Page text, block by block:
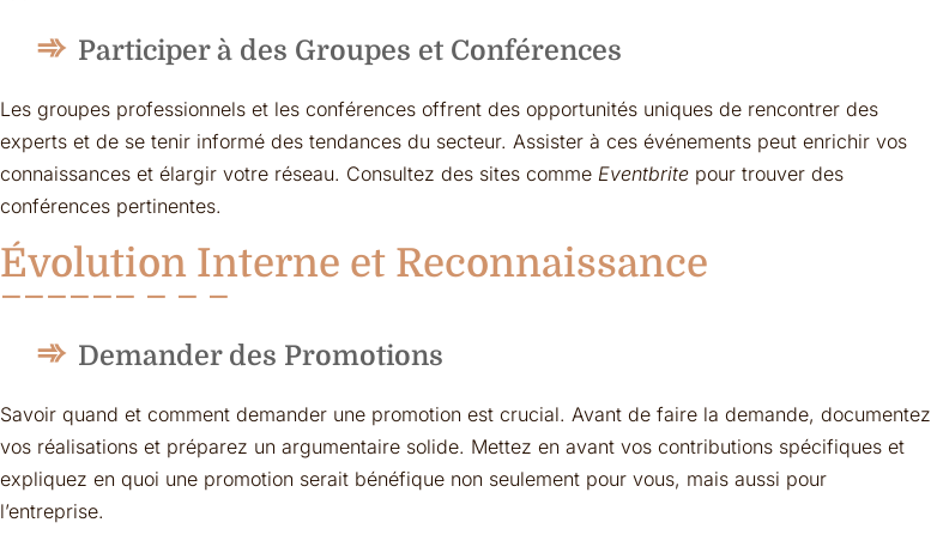
Participer à des Groupes et Conférences
Les groupes professionnels et les conférences offrent des opportunités uniques de rencontrer des
experts et de se tenir informé des tendances du secteur. Assister à ces événements peut enrichir vos
connaissances et élargir votre réseau. Consultez des sites comme Eventbrite pour trouver des
conférences pertinentes.
Évolution Interne et Reconnaissance
Demander des Promotions
Savoir quand et comment demander une promotion est crucial. Avant de faire la demande, documentez
vos réalisations et préparez un argumentaire solide. Mettez en avant vos contributions spécifiques et
expliquez en quoi une promotion serait bénéfique non seulement pour vous, mais aussi pour
l’entreprise.